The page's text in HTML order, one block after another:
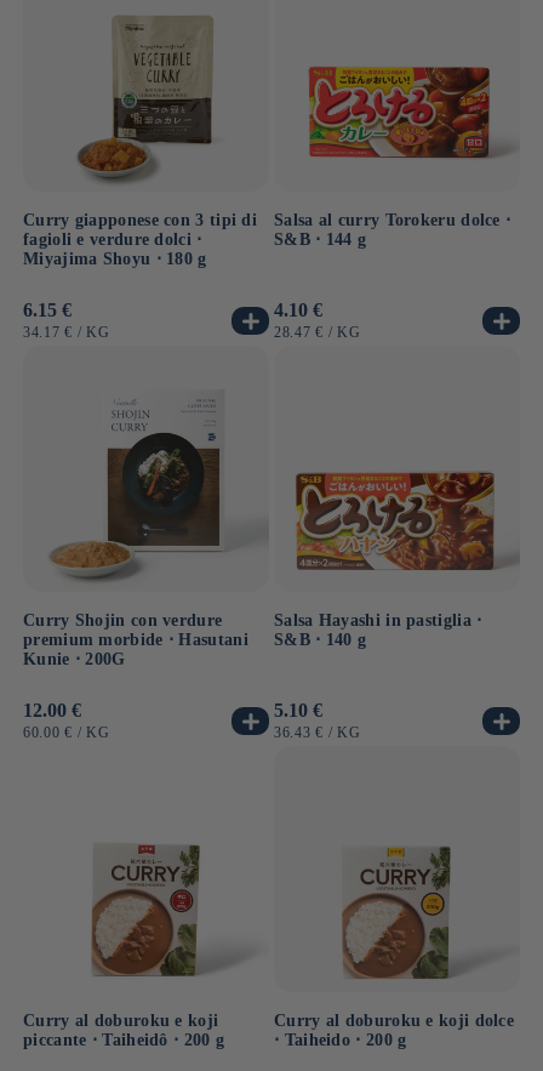
Curry giapponese con 3 tipi di
fagioli e verdure dolci ⋅
Miyajima Shoyu ⋅ 180 g
Prezzo
di
6.15 €
PREZZO
34.17 € / PER
KG
Salsa al curry Torokeru dolce ⋅
S&B ⋅ 144 g
Prezzo
di
4.10 €
PREZZO
28.47 € / PER
KG
Curry Shojin con verdure
premium morbide ⋅ Hasutani
Kunie ⋅ 200G
Prezzo
di
12.00 €
PREZZO
60.00 € / PER
KG
Salsa Hayashi in pastiglia ⋅
S&B ⋅ 140 g
Prezzo
di
5.10 €
PREZZO
36.43 € / PER
KG
Curry al doburoku e koji
piccante ⋅ Taiheidô ⋅ 200 g
Curry al doburoku e koji dolce
⋅ Taiheido ⋅ 200 g